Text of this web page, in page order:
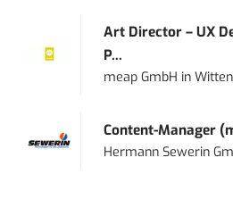
Art Director – UX
P...
meap GmbH inWitten
Content-Manager
Hermann Sewerin